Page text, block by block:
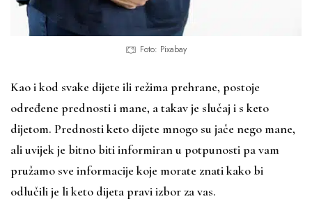
Foto: Pixabay
Kao i kod svake dijete ili režima prehrane, postoje
određene prednosti i mane, a takav je slučaj i s keto
dijetom. Prednosti keto dijete mnogo su jače nego mane,
ali uvijek je bitno biti informiran u potpunosti pa vam
pružamo sve informacije koje morate znati kako bi
odlučili je li keto dijeta pravi izbor za vas.